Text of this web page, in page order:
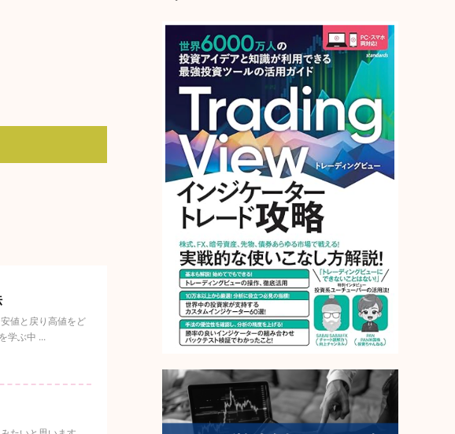
値と戻り高値をど
学ぶ中 ...